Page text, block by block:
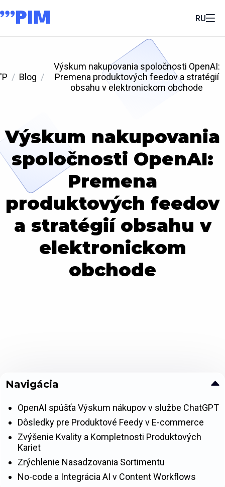
RU
'P Blog
Výskum nakupovania spoločnosti OpenAI:
Premena produktových feedov a stratégií
obsahu v elektronickom obchode
Výskum nakupovania
spoločnosti OpenAI:
Premena
produktových feedov
a stratégií obsahu v
elektronickom
obchode
Navigácia
OpenAI spúšťa Výskum nákupov v službe ChatGPT
Dôsledky pre Produktové Feedy v E-commerce
Zvýšenie Kvality a Kompletnosti Produktových
Kariet
Zrýchlenie Nasadzovania Sortimentu
No-code a Integrácia AI v Content Workflows